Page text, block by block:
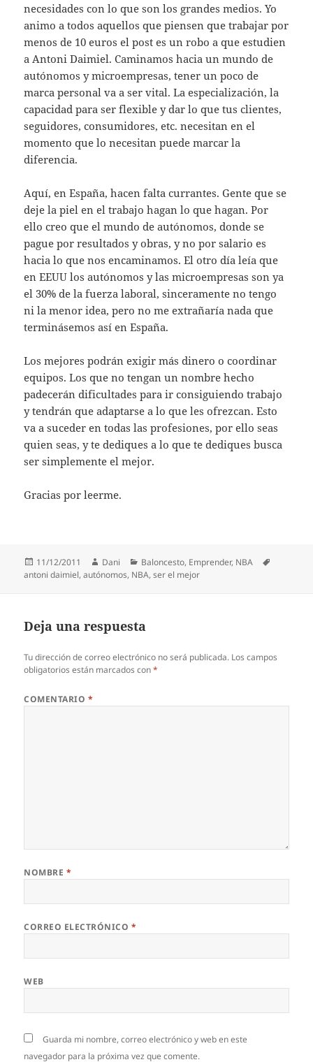
necesidades con lo que son los grandes medios. Yo
animo a todos aquellos que piensen que trabajar por
menos de 10 euros el post es un robo a que estudien
a Antoni Daimiel. Caminamos hacia un mundo de
autónomos y microempresas, tener un poco de
marca personal va a ser vital. La especialización, la
capacidad para ser flexible y dar lo que tus clientes,
seguidores, consumidores, etc. necesitan en el
momento que lo necesitan puede marcar la
diferencia.
Aquí, en España, hacen falta currantes. Gente que se
deje la piel en el trabajo hagan lo que hagan. Por
ello creo que el mundo de autónomos, donde se
pague por resultados y obras, y no por salario es
hacia lo que nos encaminamos. El otro día leía que
en EEUU los autónomos y las microempresas son ya
el 30% de la fuerza laboral, sinceramente no tengo
ni la menor idea, pero no me extrañaría nada que
terminásemos así en España.
Los mejores podrán exigir más dinero o coordinar
equipos. Los que no tengan un nombre hecho
padecerán dificultades para ir consiguiendo trabajo
y tendrán que adaptarse a lo que les ofrezcan. Esto
va a suceder en todas las profesiones, por ello seas
quien seas, y te dediques a lo que te dediques busca
ser simplemente el mejor.
Gracias por leerme.
Publicado
el
11/12/2011 Autor
Dani Categorías
Baloncesto, Emprender, NBA
antoni daimiel,autónomos, NBA,ser el mejor
Deja una respuesta
Tu dirección de correo electrónico no será publicada. Los campos
obligatorios están marcados con*
COMENTARIO *
NOMBRE *
CORREO ELECTRÓNICO *
WEB
Guarda mi nombre, correo electrónico y web en este
navegador para la próxima vez que comente.